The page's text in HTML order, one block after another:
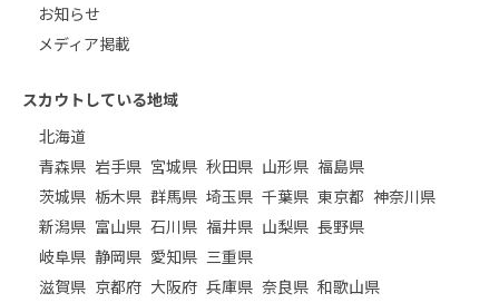
お知らせ
メディア掲載
スカウトしている地域
北海道
青森県 岩手県 宮城県 秋田県 山形県 福島県
茨城県 栃木県 群馬県 埼玉県 千葉県 東京都 神奈川県
新潟県 富山県 石川県 福井県 山梨県 長野県
岐阜県 静岡県 愛知県 三重県
滋賀県 京都府 大阪府 兵庫県 奈良県 和歌山県